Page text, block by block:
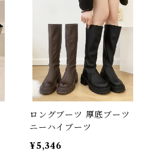
ロングブーツ 厚底ブーツ
ニーハイブーツ
¥5,346